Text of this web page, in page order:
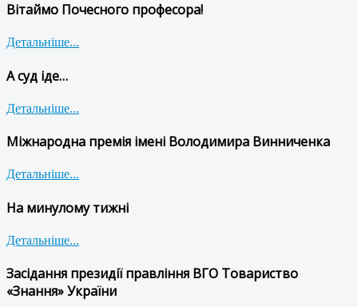
Вітаймо Почесного професора!
Детальніше...
А суд іде…
Детальніше...
Міжнародна премія імені Володимира Винниченка
Детальніше...
На минулому тижні
Детальніше...
Засідання президії правління ВГО Товариство
«Знання» України